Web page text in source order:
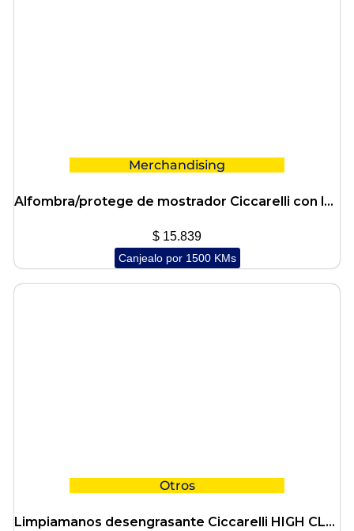
Merchandising
Alfombra/protege de mostrador Ciccarelli con logo 2 colores
$ 15.839
Canjealo por 1500 KMs
Otros
Limpiamanos desengrasante Ciccarelli HIGH CLEANER indust 5Kg